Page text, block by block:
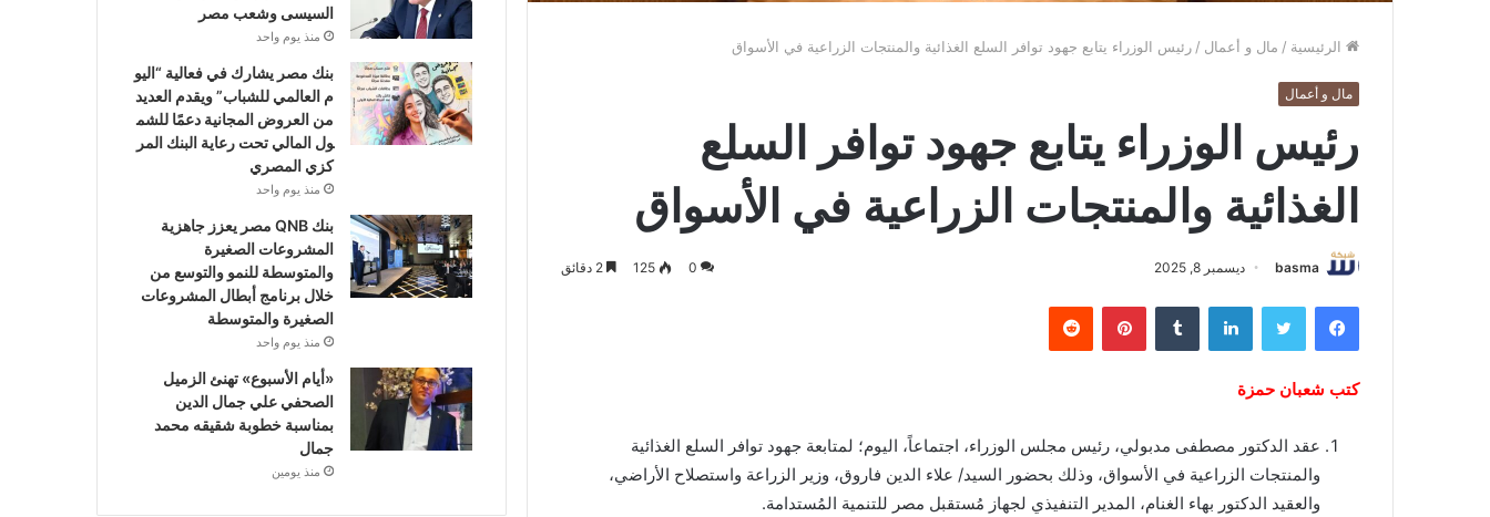
الرئيسية / مال و أعمال / رئيس الوزراء يتابع جهود توافر السلع الغذائية والمنتجات الزراعية في الأسواق
مال و أعمال
رئيس الوزراء يتابع جهود توافر السلع
الغذائية والمنتجات الزراعية في الأسواق
basma ديسمبر 8, 2025 0
125
فيسبوك تويتر لينكدإن بينتيريست
كتب شعبان حمزة
عقد الدكتور مصطفى مدبولي، رئيس مجلس الوزراء، اجتماعاً، اليوم؛ لمتابعة جهود توافر السلع الغذائية
والمنتجات الزراعية في الأسواق، وذلك بحضور السيد/ علاء الدين فاروق، وزير الزراعة واستصلاح الأراضي،
والعقيد الدكتور بهاء الغنام، المدير التنفيذي لجهاز مُستقبل مصر للتنمية المُستدامة.
السيسى وشعب مصر
منذ يوم واحد
بنك مصر يشارك في فعالية “اليو
م العالمي للشباب” ويقدم العديد
من العروض المجانية دعمًا للشم
ول المالي تحت رعاية البنك المر
كزي المصري
منذ يوم واحد
بنك QNB مصر يعزز جاهزية
المشروعات الصغيرة
والمتوسطة للنمو والتوسع من
خلال برنامج أبطال المشروعات
الصغيرة والمتوسطة
منذ يوم واحد
«أيام الأسبوع» تهنئ الزميل
الصحفي علي جمال الدين
بمناسبة خطوبة شقيقه محمد
جمال
منذ يومين